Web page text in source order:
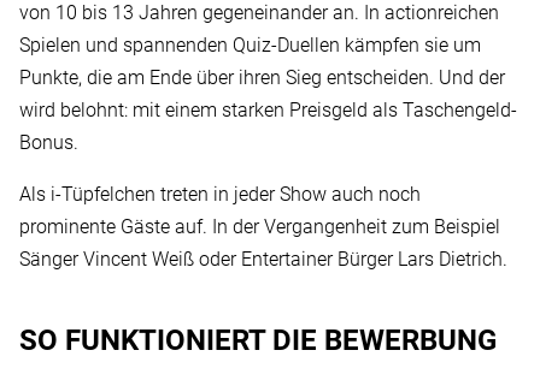
von 10 bis 13 Jahren gegeneinander an. In actionreichen
Spielen und spannenden Quiz-Duellen kämpfen sie um
Punkte, die am Ende über ihren Sieg entscheiden. Und der
wird belohnt: mit einem starken Preisgeld als Taschengeld-
Bonus.
Als i-Tüpfelchen treten in jeder Show auch noch
prominente Gäste auf. In der Vergangenheit zum Beispiel
Sänger Vincent Weiß oder Entertainer Bürger Lars Dietrich.
SO FUNKTIONIERT DIE BEWERBUNG